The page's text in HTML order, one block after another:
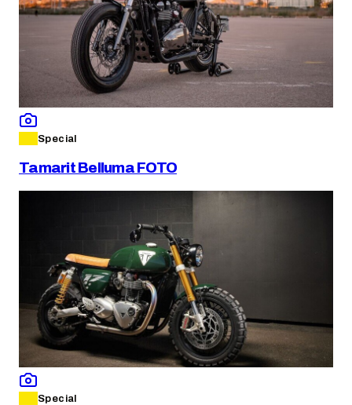
Special
Tamarit Belluma FOTO
Special